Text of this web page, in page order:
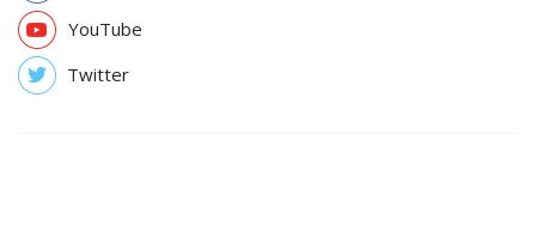
YouTube
Twitter